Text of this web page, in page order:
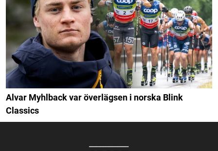
Alvar Myhlback var överlägsen i norska Blink
Classics